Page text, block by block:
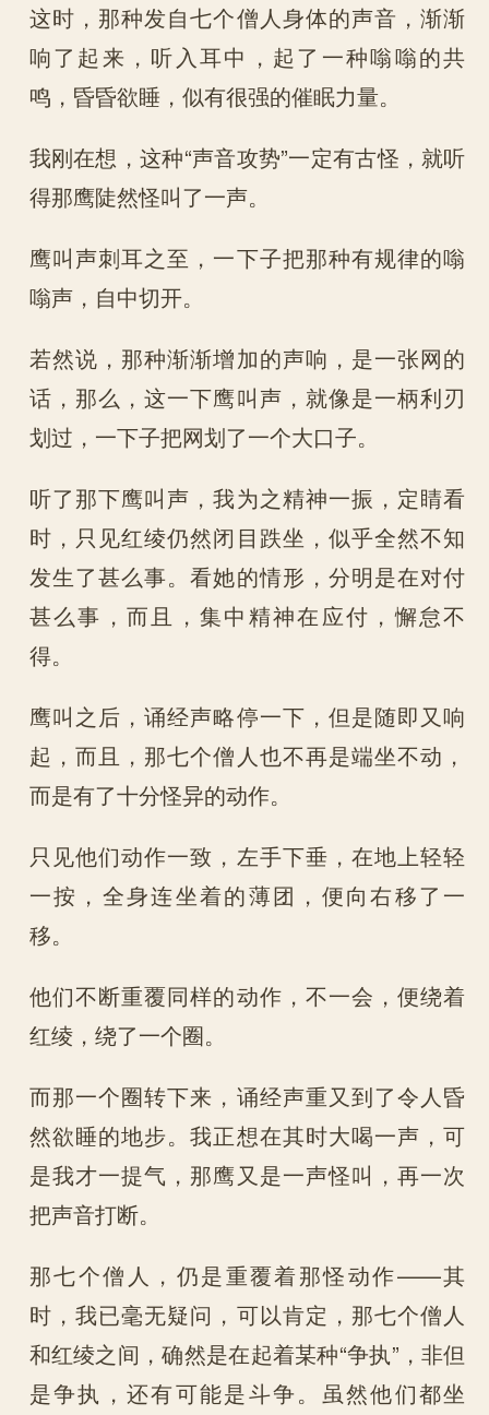
这时，那种发自七个僧人身体的声音，渐渐
响了起来，听入耳中，起了一种嗡嗡的共
鸣，昏昏欲睡，似有很强的催眠力量。
我刚在想，这种“声音攻势”一定有古怪，就听
得那鹰陡然怪叫了一声。
鹰叫声刺耳之至，一下子把那种有规律的嗡
嗡声，自中切开。
若然说，那种渐渐增加的声响，是一张网的
话，那么，这一下鹰叫声，就像是一柄利刃
划过，一下子把网划了一个大口子。
听了那下鹰叫声，我为之精神一振，定睛看
时，只见红绫仍然闭目跌坐，似乎全然不知
发生了甚么事。看她的情形，分明是在对付
甚么事，而且，集中精神在应付，懈怠不
得。
鹰叫之后，诵经声略停一下，但是随即又响
起，而且，那七个僧人也不再是端坐不动，
而是有了十分怪异的动作。
只见他们动作一致，左手下垂，在地上轻轻
一按，全身连坐着的薄团，便向右移了一
移。
他们不断重覆同样的动作，不一会，便绕着
红绫，绕了一个圈。
而那一个圈转下来，诵经声重又到了令人昏
然欲睡的地步。我正想在其时大喝一声，可
是我才一提气，那鹰又是一声怪叫，再一次
把声音打断。
那七个僧人，仍是重覆着那怪动作——其
时，我已毫无疑问，可以肯定，那七个僧人
和红绫之间，确然是在起着某种“争执”，非但
是争执，还有可能是斗争。虽然他们都坐